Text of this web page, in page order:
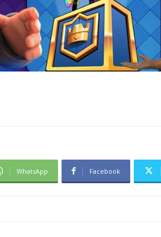
WhatsApp Facebook